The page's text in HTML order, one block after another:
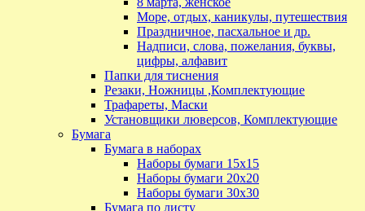
Море, отдых, каникулы, путешествия
Праздничное, пасхальное и др.
Надписи, слова, пожелания, буквы,
цифры, алфавит
Папки для тиснения
Резаки, Ножницы ,Комплектующие
Трафареты, Маски
Установщики люверсов, Комплектующие
Бумага
Бумага в наборах
Наборы бумаги 15х15
Наборы бумаги 20х20
Наборы бумаги 30х30
Бумага по листу